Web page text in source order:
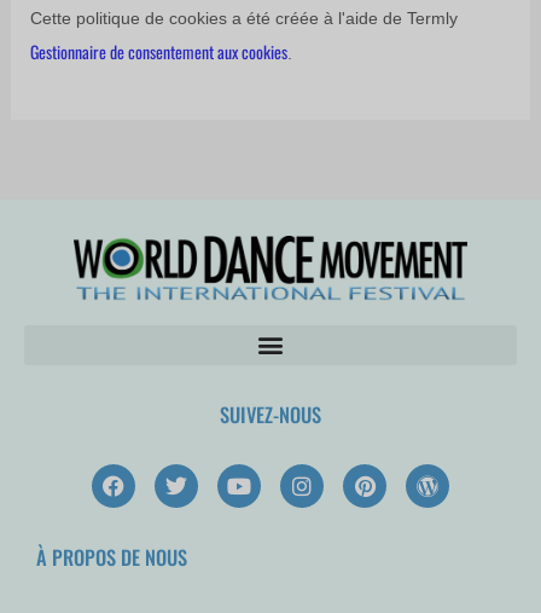
Cette politique de cookies a été créée à l'aide de Termly
Gestionnaire de consentement aux cookies
SUIVEZ-NOUS
F
a
c
b
T
w
i
t
Y
o
u
I
n
s
P
i
n
W
o
r
À PROPOS DE NOUS